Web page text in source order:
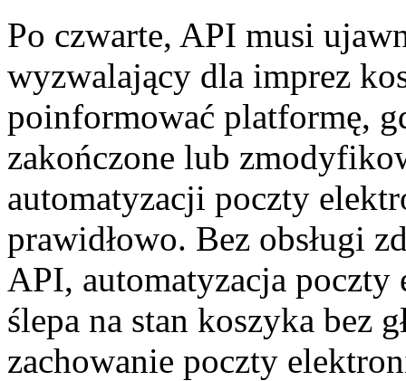
Po czwarte, API musi
wyzwalający dla imprez
poinformować platformę,
zakończone lub
automatyzacji poczty
prawidłowo. Bez obsługi
API, automatyzacja
ślepa na stan koszyka bez
zachowanie poczty